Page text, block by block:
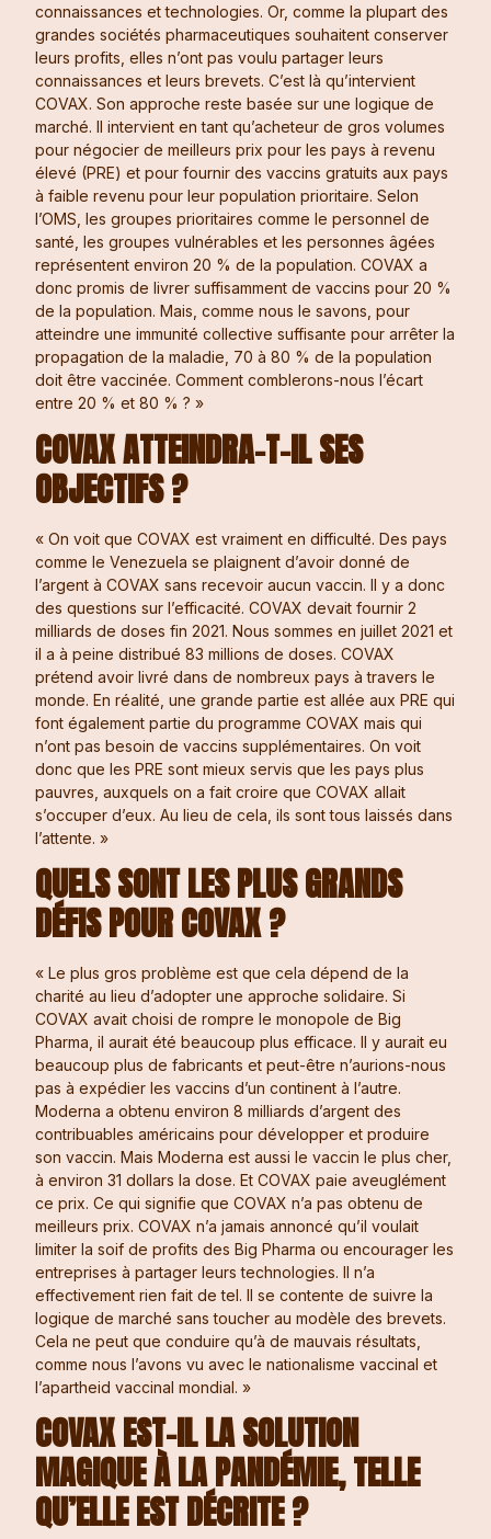
connaissances et technologies. Or, comme la plupart des
grandes sociétés pharmaceutiques souhaitent conserver
leurs profits, elles n’ont pas voulu partager leurs
connaissances et leurs brevets. C’est là qu’intervient
COVAX. Son approche reste basée sur une logique de
marché. Il intervient en tant qu’acheteur de gros volumes
pour négocier de meilleurs prix pour les pays à revenu
élevé (PRE) et pour fournir des vaccins gratuits aux pays
à faible revenu pour leur population prioritaire. Selon
l’OMS, les groupes prioritaires comme le personnel de
santé, les groupes vulnérables et les personnes âgées
représentent environ 20 % de la population. COVAX a
donc promis de livrer suffisamment de vaccins pour 20 %
de la population. Mais, comme nous le savons, pour
atteindre une immunité collective suffisante pour arrêter la
propagation de la maladie, 70 à 80 % de la population
doit être vaccinée. Comment comblerons-nous l’écart
entre 20 % et 80 % ? »
COVAX ATTEINDRA-T-IL SES
OBJECTIFS ?
« On voit que COVAX est vraiment en difficulté. Des pays
comme le Venezuela se plaignent d’avoir donné de
l’argent à COVAX sans recevoir aucun vaccin. Il y a donc
des questions sur l’efficacité. COVAX devait fournir 2
milliards de doses fin 2021. Nous sommes en juillet 2021 et
il a à peine distribué 83 millions de doses. COVAX
prétend avoir livré dans de nombreux pays à travers le
monde. En réalité, une grande partie est allée aux PRE qui
font également partie du programme COVAX mais qui
n’ont pas besoin de vaccins supplémentaires. On voit
donc que les PRE sont mieux servis que les pays plus
pauvres, auxquels on a fait croire que COVAX allait
s’occuper d’eux. Au lieu de cela, ils sont tous laissés dans
l’attente. »
QUELS SONT LES PLUS GRANDS
DÉFIS POUR COVAX ?
« Le plus gros problème est que cela dépend de la
charité au lieu d’adopter une approche solidaire. Si
COVAX avait choisi de rompre le monopole de Big
Pharma, il aurait été beaucoup plus efficace. Il y aurait eu
beaucoup plus de fabricants et peut-être n’aurions-nous
pas à expédier les vaccins d’un continent à l’autre.
Moderna a obtenu environ 8 milliards d’argent des
contribuables américains pour développer et produire
son vaccin. Mais Moderna est aussi le vaccin le plus cher,
à environ 31 dollars la dose. Et COVAX paie aveuglément
ce prix. Ce qui signifie que COVAX n’a pas obtenu de
meilleurs prix. COVAX n’a jamais annoncé qu’il voulait
limiter la soif de profits des Big Pharma ou encourager les
entreprises à partager leurs technologies. Il n’a
effectivement rien fait de tel. Il se contente de suivre la
logique de marché sans toucher au modèle des brevets.
Cela ne peut que conduire qu’à de mauvais résultats,
comme nous l’avons vu avec le nationalisme vaccinal et
l’apartheid vaccinal mondial. »
COVAX EST-IL LA SOLUTION
MAGIQUE À LA PANDÉMIE, TELLE
QU’ELLE EST DÉCRITE ?